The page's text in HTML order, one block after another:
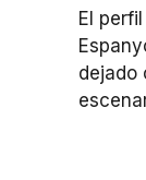
El
dejado